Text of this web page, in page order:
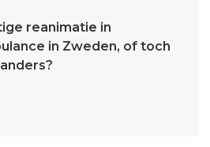
reanimatie in
in Zweden, of toch